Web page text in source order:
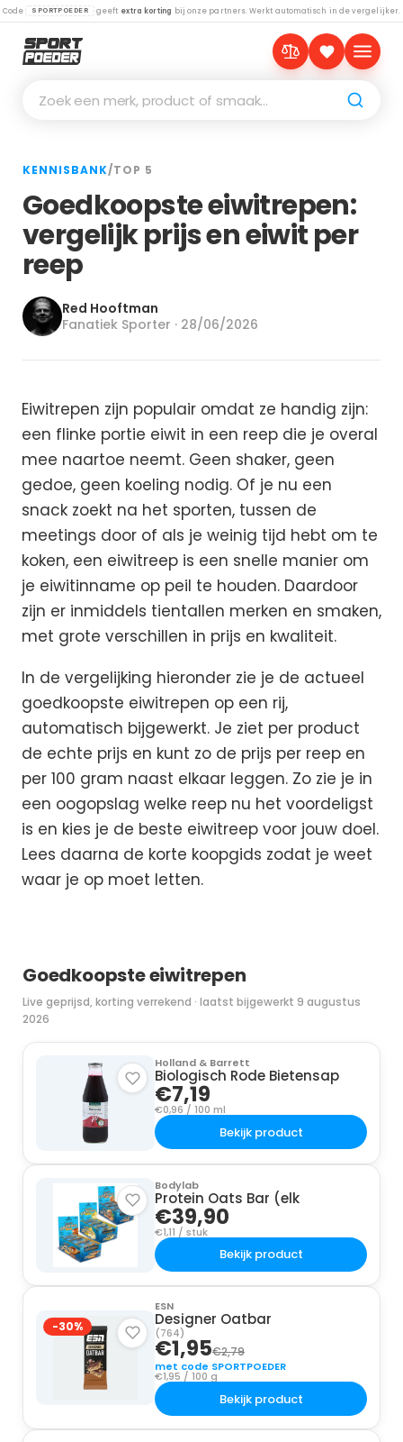
Code SPORTPOEDER geeft extra korting bij onze partners. Werkt automatisch in de vergelijker.
Zoek een merk, product of smaak…
KENNISBANK/TOP 5
Goedkoopste eiwitrepen:
vergelijk prijs en eiwit per
reep
Red Hooftman
Fanatiek Sporter · 28/06/2026
Eiwitrepen zijn populair omdat ze handig zijn:
een flinke portie eiwit in een reep die je overal
mee naartoe neemt. Geen shaker, geen
gedoe, geen koeling nodig. Of je nu een
snack zoekt na het sporten, tussen de
meetings door of als je weinig tijd hebt om te
koken, een eiwitreep is een snelle manier om
je eiwitinname op peil te houden. Daardoor
zijn er inmiddels tientallen merken en smaken,
met grote verschillen in prijs en kwaliteit.
In de vergelijking hieronder zie je de actueel
goedkoopste eiwitrepen op een rij,
automatisch bijgewerkt. Je ziet per product
de echte prijs en kunt zo de prijs per reep en
per 100 gram naast elkaar leggen. Zo zie je in
een oogopslag welke reep nu het voordeligst
is en kies je de beste eiwitreep voor jouw doel.
Lees daarna de korte koopgids zodat je weet
waar je op moet letten.
Goedkoopste eiwitrepen
Live geprijsd, korting verrekend · laatst bijgewerkt 9 augustus
2026
Holland & Barrett
Biologisch Rode Bietensap
€7,19
€0,96 / 100 ml
Bekijk product
Bodylab
Protein Oats Bar (elk
€39,90
€1,11 / stuk
Bekijk product
-30%
ESN
Designer Oatbar
(764)
€1,95€2,79
met code SPORTPOEDER
€1,95 / 100 g
Bekijk product